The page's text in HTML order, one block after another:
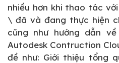
nhiều hơn khi thao tác
\ đã và đang thực hiện
cũng như hướng dẫn
Autodesk Contruction
đề như: Giới thiệu tổng